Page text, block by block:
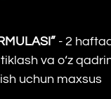
O‘zimga